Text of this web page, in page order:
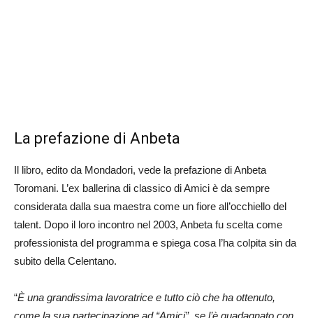
La prefazione di Anbeta
Il libro, edito da Mondadori, vede la prefazione di Anbeta
Toromani. L’ex ballerina di classico di Amici è da sempre
considerata dalla sua maestra come un fiore all’occhiello del
talent. Dopo il loro incontro nel 2003, Anbeta fu scelta come
professionista del programma e spiega cosa l’ha colpita sin da
subito della Celentano.
“È una grandissima lavoratrice e tutto ciò che ha ottenuto,